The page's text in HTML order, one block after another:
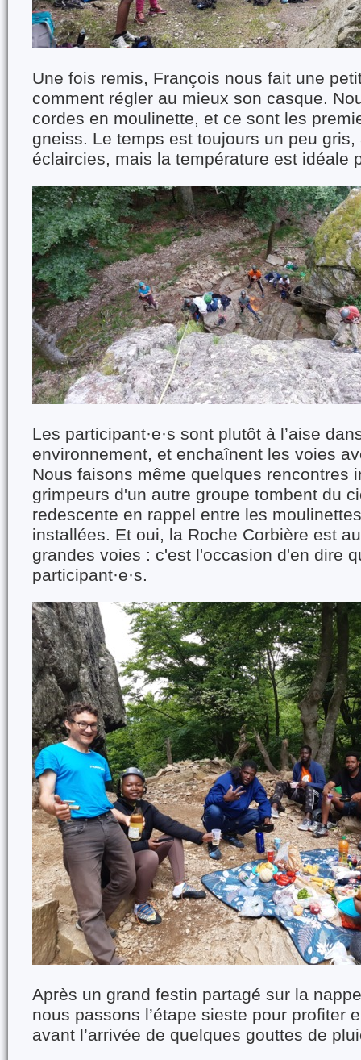
Une fois remis, François nous fait une
comment régler au mieux son casque.
cordes en moulinette, et ce sont les
gneiss. Le temps est toujours un peu
éclaircies, mais la température est idéale
Les participant·e·s sont plutôt à l’aise
environnement, et enchaînent les voies
Nous faisons même quelques rencontres
grimpeurs d'un autre groupe tombent du
redescente en rappel entre les
installées. Et oui, la Roche Corbière est
grandes voies : c'est l'occasion d'en dire
participant·e·s.
Après un grand festin partagé sur la
nous passons l’étape sieste pour profiter
avant l’arrivée de quelques gouttes de